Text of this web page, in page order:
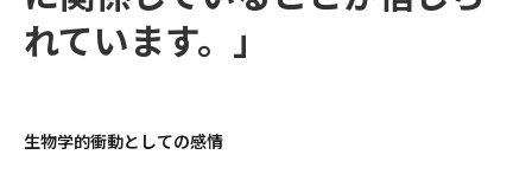
れています。」
生物学的衝動としての感情